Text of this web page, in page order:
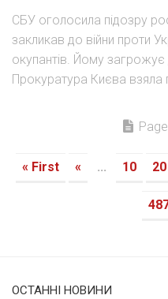
СБУ оголосила підозру
закликав до війни проти
окупантів. Йому загрожує
Прокуратура Києва взяла
« First « ... 10 20
ОСТАННІ НОВИНИ